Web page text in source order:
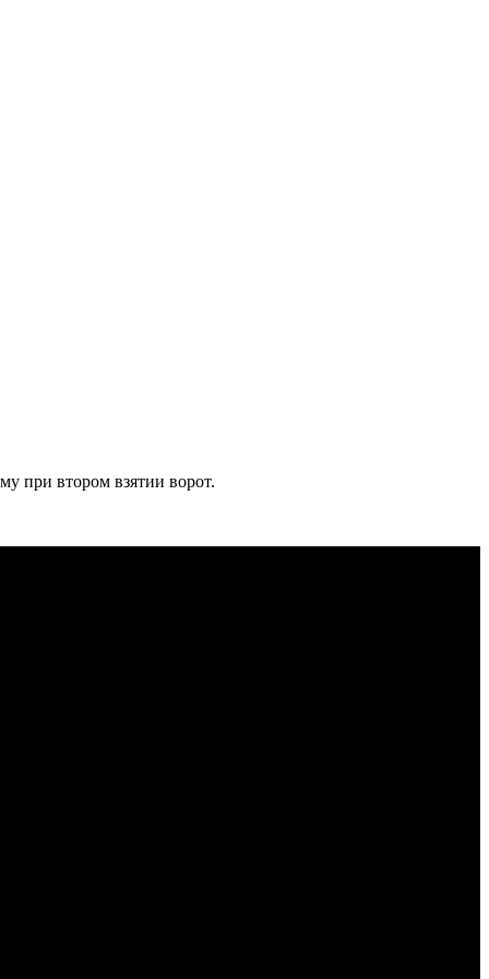
при втором взятии ворот.